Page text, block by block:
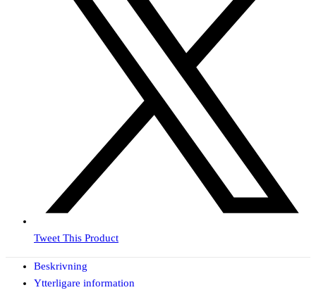
Tweet This Product
Beskrivning
Ytterligare information